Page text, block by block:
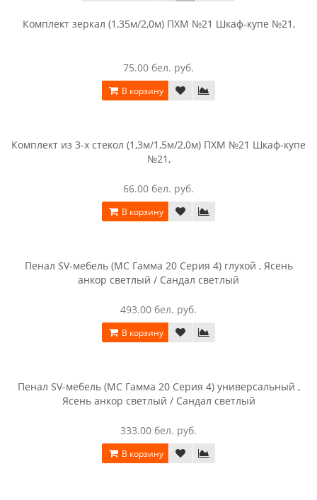
Комплект зеркал (1,35м/2,0м) ПХМ №21 Шкаф-купе №21,
75.00 бел. руб.
В корзину
Комплект из 3-х стекол (1,3м/1,5м/2,0м) ПХМ №21 Шкаф-купе
№21,
66.00 бел. руб.
В корзину
Пенал SV-мебель (МС Гамма 20 Серия 4) глухой , Ясень
анкор светлый / Сандал светлый
493.00 бел. руб.
В корзину
Пенал SV-мебель (МС Гамма 20 Серия 4) универсальный ,
Ясень анкор светлый / Сандал светлый
333.00 бел. руб.
В корзину